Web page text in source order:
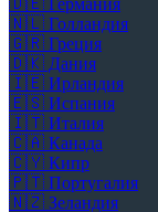
🇩🇪 Германия
🇳🇱 Голландия
🇬🇷 Греция
🇩🇰 Дания
🇮🇪 Ирландия
🇪🇸 Испания
🇮🇹 Италия
🇨🇦 Канада
🇨🇾 Кипр
🇵🇹 Португалия
🇳🇿 Зеландия